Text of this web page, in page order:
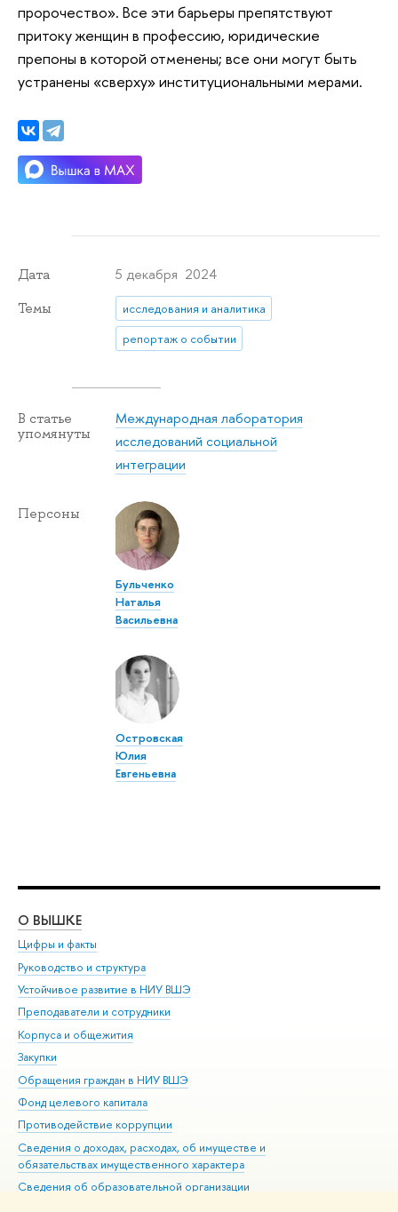
пророчество». Все эти барьеры препятствуют
притоку женщин в профессию, юридические
препоны в которой отменены; все они могут быть
устранены «сверху» институциональными мерами.
Дата 5 декабря 2024
Темы
исследования и аналитика
репортаж о событии
В статье
упомянуты
Международная лаборатория
исследований социальной
интеграции
Персоны
Бульченко
Наталья
Васильевна
Островская
Юлия
Евгеньевна
О ВЫШКЕ
Цифры и факты
Руководство и структура
Устойчивое развитие в НИУ ВШЭ
Преподаватели и сотрудники
Корпуса и общежития
Закупки
Обращения граждан в НИУ ВШЭ
Фонд целевого капитала
Противодействие коррупции
Сведения о доходах, расходах, об имуществе и
обязательствах имущественного характера
Сведения об образовательной организации